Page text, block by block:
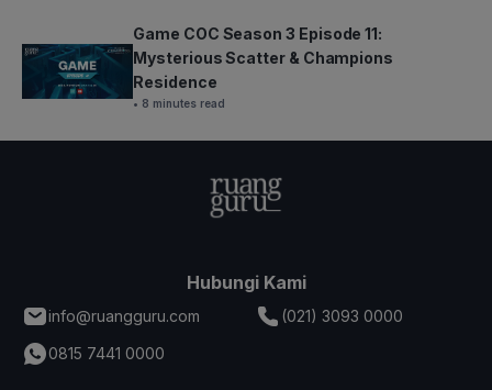
Game COC Season 3 Episode 11:
Mysterious Scatter & Champions
Residence
• 8 minutes read
Hubungi Kami
info@ruangguru.com
(021) 3093 0000
0815 7441 0000